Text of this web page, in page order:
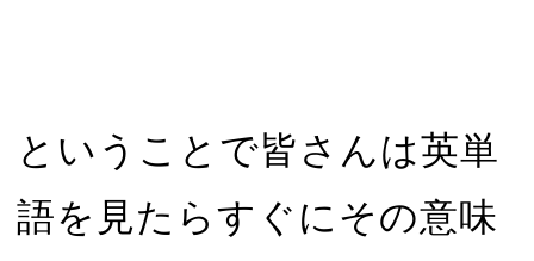
ということで皆さんは英単
語を見たらすぐにその意味